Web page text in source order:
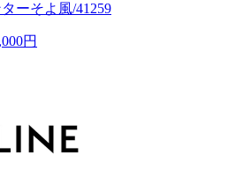
ーそよ風/41259
円